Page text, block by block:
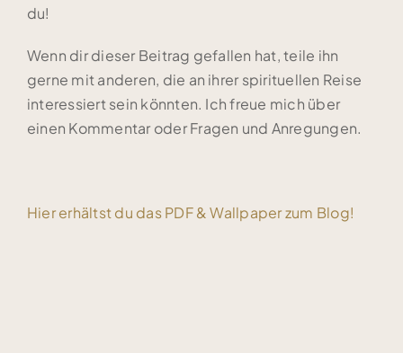
du!
Wenn dir dieser Beitrag gefallen hat, teile ihn
gerne mit anderen, die an ihrer spirituellen Reise
interessiert sein könnten. Ich freue mich über
einen Kommentar oder Fragen und Anregungen.
Hier erhältst du das PDF & Wallpaper zum Blog!